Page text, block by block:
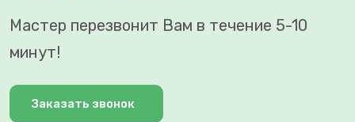
Мастер перезвонит Вам в течение 5-10
минут!
Заказать звонок